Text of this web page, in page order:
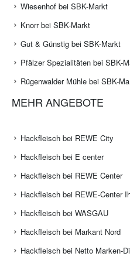
Wiesenhof bei SBK-Markt
Knorr bei SBK-Markt
Gut & Günstig bei SBK-Markt
Pfälzer Spezialitäten bei SBK-
Rügenwalder Mühle bei SBK-
MEHR ANGEBOTE
Hackfleisch bei REWE City
Hackfleisch bei E center
Hackfleisch bei REWE Center
Hackfleisch bei REWE-Center
Hackfleisch bei WASGAU
Hackfleisch bei Markant Nord
Hackfleisch bei Netto Marken-